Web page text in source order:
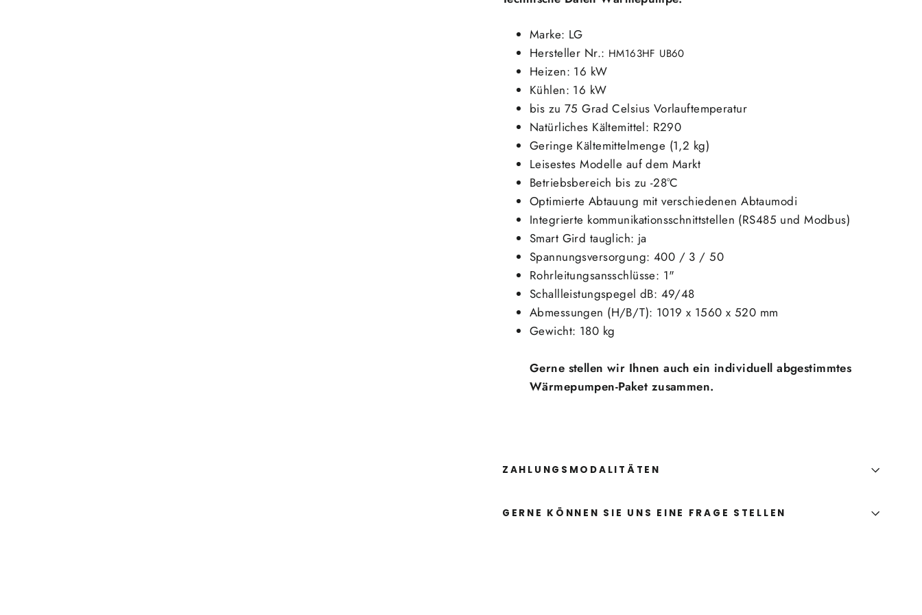
Marke: LG
Hersteller Nr.: HM163HF UB60
Heizen: 16 kW
Kühlen: 16 kW
bis zu 75 Grad Celsius Vorlauftemperatur
Natürliches Kältemittel: R290
Geringe Kältemittelmenge (1,2 kg)
Leisestes Modelle auf dem Markt
Betriebsbereich bis zu -28°C
Optimierte Abtauung mit verschiedenen Abtaumodi
Integrierte kommunikationsschnittstellen (RS485 und Modbus)
Smart Gird tauglich: ja
Spannungsversorgung: 400 / 3 / 50
Rohrleitungsansschlüsse: 1"
Schallleistungspegel dB: 49/48
Abmessungen (H/B/T): 1019 x 1560 x 520 mm
Gewicht: 180 kg
Gerne stellen wir Ihnen auch ein individuell abgestimmtes
Wärmepumpen-Paket zusammen.
ZAHLUNGSMODALITÄTEN
GERNE KÖNNEN SIE UNS EINE FRAGE STELLEN